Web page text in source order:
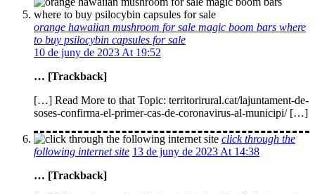
orange hawaiian mushroom for sale magic boom bars where
to buy psilocybin capsules for sale
10 de juny de 2023 At 19:52
… [Trackback]
[…] Read More to that Topic: territorirural.cat/lajuntament-de-
soses-confirma-el-primer-cas-de-coronavirus-al-municipi/ […]
click through the
following internet site 13 de juny de 2023 At 14:38
… [Trackback]